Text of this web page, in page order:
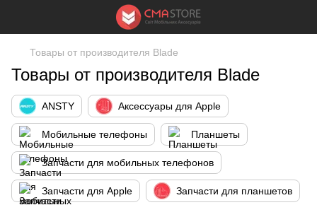
Товары от производителя Blade
Товары от производителя Blade
ANSTY Аксессуары для Apple
Мобильные телефоны Планшеты
Запчасти для мобильных телефонов
Запчасти для Apple Запчасти для планшетов